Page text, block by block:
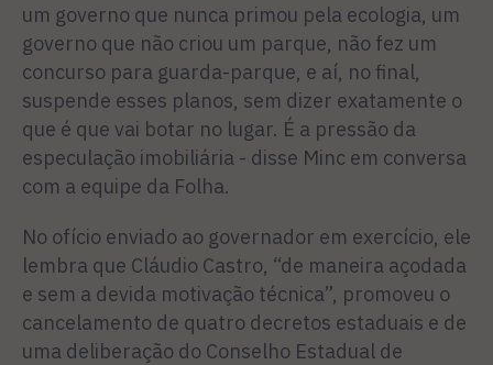
um governo que nunca primou pela ecologia, um
governo que não criou um parque, não fez um
concurso para guarda-parque, e aí, no final,
suspende esses planos, sem dizer exatamente o
que é que vai botar no lugar. É a pressão da
especulação imobiliária - disse Minc em conversa
com a equipe da Folha.
No ofício enviado ao governador em exercício, ele
lembra que Cláudio Castro, “de maneira açodada
e sem a devida motivação técnica”, promoveu o
cancelamento de quatro decretos estaduais e de
uma deliberação do Conselho Estadual de